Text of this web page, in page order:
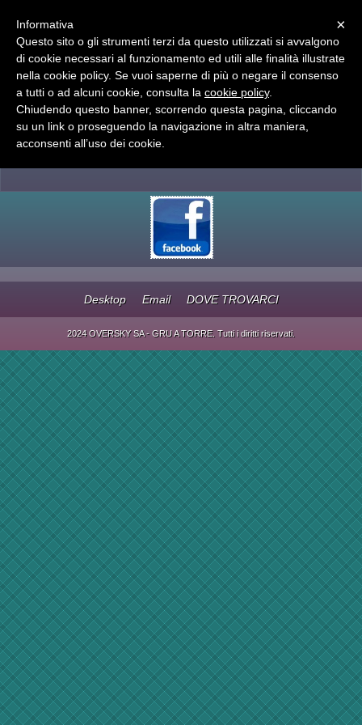
OVERSKY SA - GRU A TORRE
VENDITA - NOLEGGIO - ASSISTENZA
CHIAMA: +41791740260
Desktop Email DOVE TROVARCI
2024 OVERSKY SA - GRU A TORRE. Tutti i diritti riservati.
×
Informativa
Questo sito o gli strumenti terzi da questo utilizzati si avvalgono
di cookie necessari al funzionamento ed utili alle finalità illustrate
nella cookie policy. Se vuoi saperne di più o negare il consenso
a tutti o ad alcuni cookie, consulta la cookie policy.
Chiudendo questo banner, scorrendo questa pagina, cliccando
su un link o proseguendo la navigazione in altra maniera,
acconsenti all’uso dei cookie.